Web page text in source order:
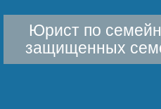
Беҙҙең еңеү
Юрист по
защищенных